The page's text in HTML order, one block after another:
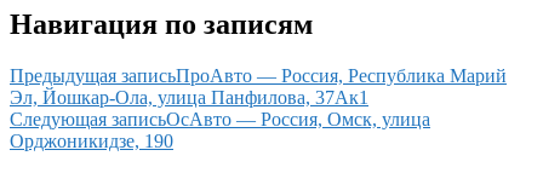
Навигация по записям
Предыдущая записьПроАвто — Россия, Республика Марий
Эл, Йошкар-Ола, улица Панфилова, 37Ак1
Следующая записьОсАвто — Россия, Омск, улица
Орджоникидзе, 190